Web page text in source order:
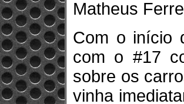
Matheus
Com o início
com o #17
sobre os
vinha